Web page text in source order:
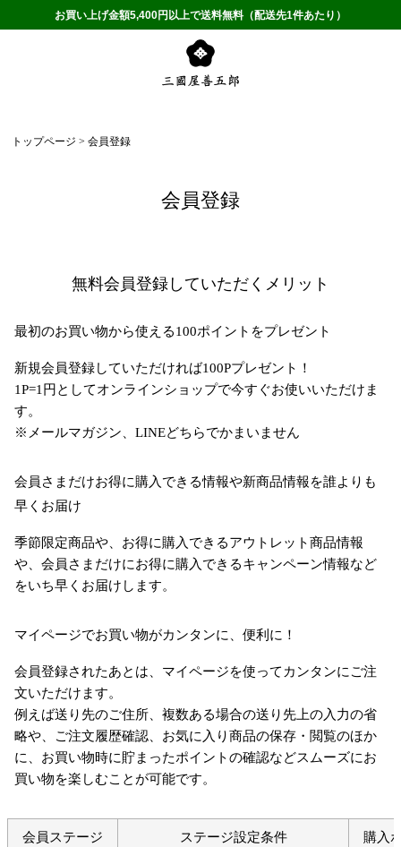
お買い上げ金額5,400円以上で送料無料（配送先1件あたり）
トップページ 会員登録
会員登録
無料会員登録していただくメリット
最初のお買い物から使える100ポイントをプレゼント
新規会員登録していただければ100Pプレゼント！
1P=1円としてオンラインショップで今すぐお使いいただけま
す。
※メールマガジン、LINEどちらでかまいません
会員さまだけお得に購入できる情報や新商品情報を誰よりも
早くお届け
季節限定商品や、お得に購入できるアウトレット商品情報
や、会員さまだけにお得に購入できるキャンペーン情報など
をいち早くお届けします。
マイページでお買い物がカンタンに、便利に！
会員登録されたあとは、マイページを使ってカンタンにご注
文いただけます。
例えば送り先のご住所、複数ある場合の送り先上の入力の省
略や、ご注文履歴確認、お気に入り商品の保存・閲覧のほか
に、お買い物時に貯まったポイントの確認などスムーズにお
買い物を楽しむことが可能です。
会員ステージ ステージ設定条件 購入